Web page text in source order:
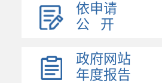
依申请
公 开
政府网站
年度报告